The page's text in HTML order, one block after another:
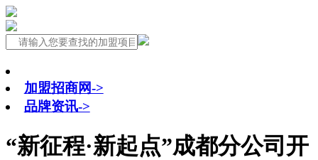
加盟招商网->
品牌资讯->
“新征程·新起点”成都分公司开